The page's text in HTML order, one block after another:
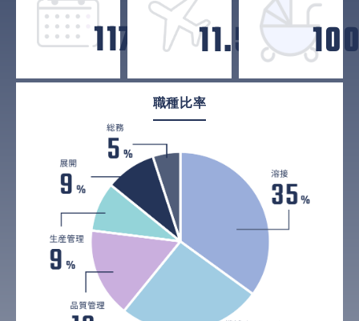
117 11.5 日
職種比率